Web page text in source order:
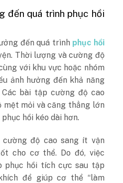
đến quá trình phục hồi
đến quá trình phục hồi
Thời lượng và cường độ
với khu vực hoặc nhóm
ảnh hưởng đến khả năng
bài tập cường độ cao
mỏi và căng thẳng lớn
hồi kéo dài hơn.
độ cao sang ít vận
cho cơ thể. Do đó, việc
phục hồi tích cực sau tập
để giúp cơ thể “làm